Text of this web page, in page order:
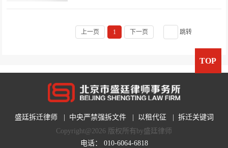
上一页 1 下一页 跳转
盛廷拆迁律师 中央严禁强拆文件 以租代征
拆迁关键词
Copyright@2026 版权所有by盛廷律师
电话： 010-6064-6818
TOP